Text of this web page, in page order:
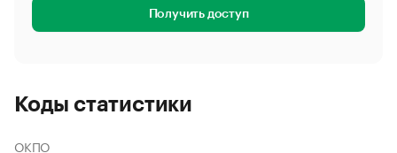
Получить доступ
Коды статистики
ОКПО